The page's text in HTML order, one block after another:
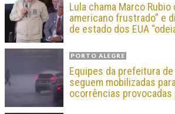
Lula chama Marco Rubio
americano frustrado” e
de estado dos EUA
PORTO ALEGRE
Equipes da prefeitura
seguem mobilizadas
ocorrências provocadas